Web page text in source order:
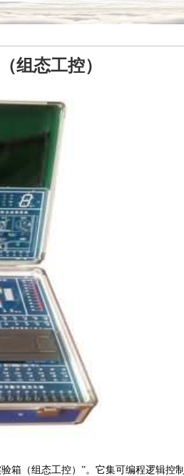
组态工控）
箱（组态工控）”。它集可编程逻辑控制